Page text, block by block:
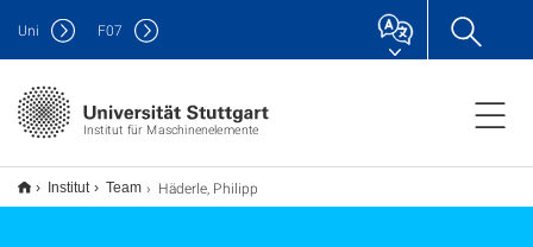
Institut für Maschinenelemente
Uni F07
Institut Team Häderle, Philipp